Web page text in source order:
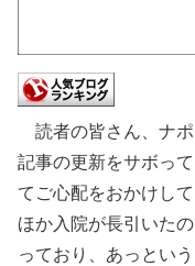
読者の皆さん、ナ
記事の更新をサボっ
てご心配をおかけし
ほか入院が長引いた
っており、あっとい